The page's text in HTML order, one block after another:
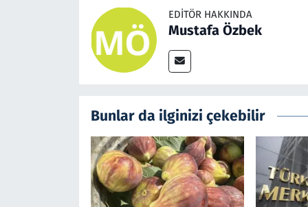
EDITÖR HAKKINDA
Mustafa Özbek
Bunlar da ilginizi çekebilir